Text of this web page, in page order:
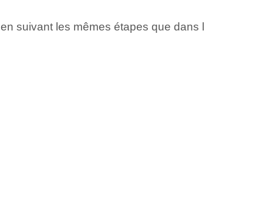
en suivant les mêmes étapes que dans l